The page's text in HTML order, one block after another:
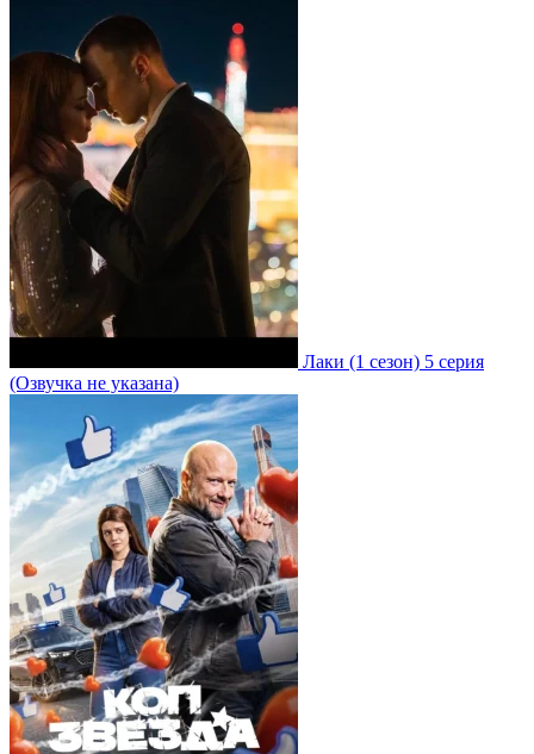
Лаки (1 сезон) 5 серия
(Озвучка не указана)